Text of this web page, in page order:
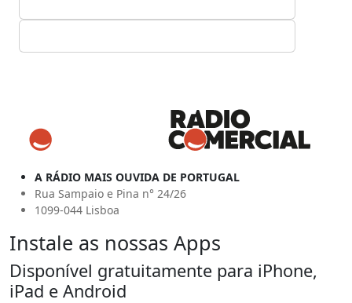
A RÁDIO MAIS OUVIDA DE PORTUGAL
Rua Sampaio e Pina n° 24/26
1099-044 Lisboa
Instale as nossas Apps
Disponível gratuitamente para iPhone,
iPad e Android